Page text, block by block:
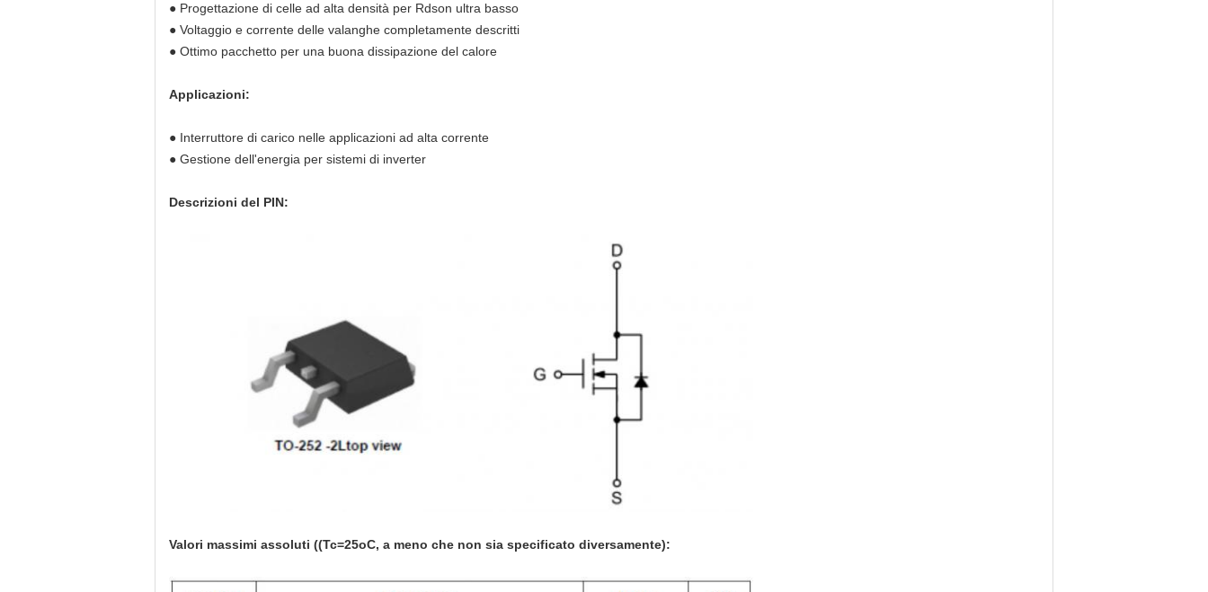
● Progettazione di celle ad alta densità per Rdson ultra basso
● Voltaggio e corrente delle valanghe completamente descritti
● Ottimo pacchetto per una buona dissipazione del calore
Applicazioni:
● Interruttore di carico nelle applicazioni ad alta corrente
● Gestione dell'energia per sistemi di inverter
Descrizioni del PIN:
Valori massimi assoluti ((Tc=25oC, a meno che non sia specificato diversamente):